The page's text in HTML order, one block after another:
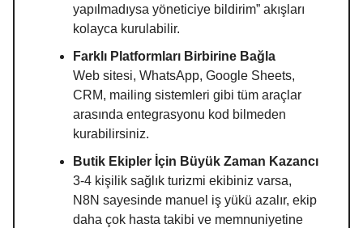
yapılmadıysa yöneticiye bildirim” akışları
kolayca kurulabilir.
Farklı Platformları Birbirine Bağla
Web sitesi, WhatsApp, Google Sheets,
CRM, mailing sistemleri gibi tüm araçlar
arasında entegrasyonu kod bilmeden
kurabilirsiniz.
Butik Ekipler İçin Büyük Zaman Kazancı
3-4 kişilik sağlık turizmi ekibiniz varsa,
N8N sayesinde manuel iş yükü azalır, ekip
daha çok hasta takibi ve memnuniyetine